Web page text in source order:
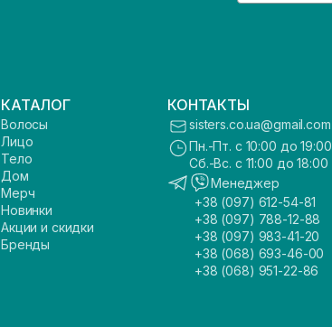
КАТАЛОГ
Волосы
Лицо
Тело
Дом
Мерч
Новинки
Акции и скидки
Бренды
КОНТАКТЫ
sisters.co.ua@gmail.com
Пн.-Пт. с 10:00 до 19:00
Сб.-Вс. с 11:00 до 18:00
Менеджер
+38 (097) 612-54-81
+38 (097) 788-12-88
+38 (097) 983-41-20
+38 (068) 693-46-00
+38 (068) 951-22-86